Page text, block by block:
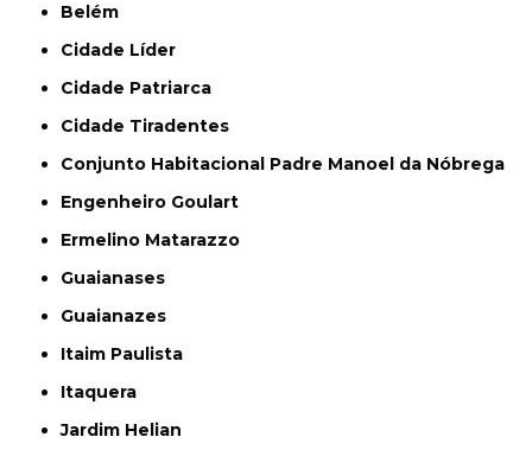
Belém
Cidade Líder
Cidade Patriarca
Cidade Tiradentes
Conjunto Habitacional Padre Manoel da Nóbrega
Engenheiro Goulart
Ermelino Matarazzo
Guaianases
Guaianazes
Itaim Paulista
Itaquera
Jardim Helian